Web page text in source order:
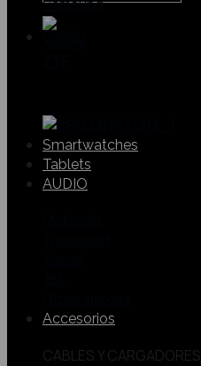
Samsung
Smartwatches
Tablets
AUDIO
Accesorios
CABLES Y CARGADORES